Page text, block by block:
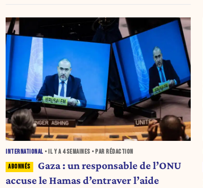
INTERNATIONAL • IL Y A 4 SEMAINES • PAR RÉDACTION
Gaza : un responsable de l’ONU
accuse le Hamas d’entraver l’aide